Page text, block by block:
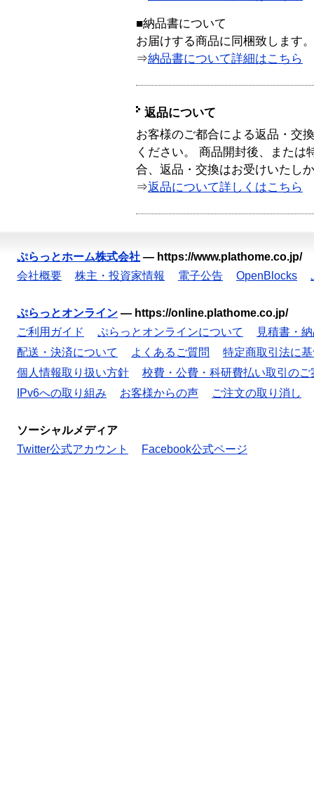
■納品書について
お届けする商品に同梱致します。
⇒納品書について詳細はこちら
返品について
お客様のご都合による返品・交
ください。 商品開封後、または
合、返品・交換はお受けいたし
⇒返品について詳しくはこちら
ぷらっとホーム株式会社 — https://www.plathome.co.jp/
会社概要
株主・投資家情報 電子公告 OpenBlocks
ぷらっとオンライン — https://online.plathome.co.jp/
ご利用ガイド
ぷらっとオンラインについて
見積書・
配送・決済について
よくあるご質問
特定商取引法に
個人情報取り扱い方針
校費・公費・科研費払い取引のご
IPv6への取り組み
お客様からの声 ご注文の取り消し
ソーシャルメディア
Twitter公式アカウント
Facebook公式ページ